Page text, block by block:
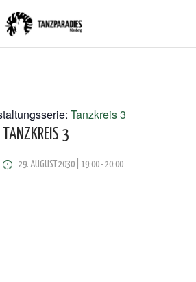
Tanzkreis 3
TANZKREIS 3
29. AUGUST 2030 | 19:00-20:00